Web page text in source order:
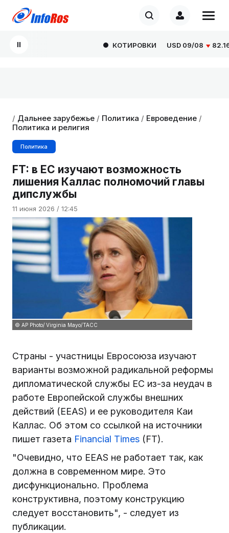
КОТИРОВКИ USD09/08 82.1665
/ Дальнее зарубежье / Политика / Евроведение /
Политика и религия
Политика
FT: в ЕС изучают возможность
лишения Каллас полномочий главы
дипслужбы
11 июня 2026 / 12:45
© AP Photo/ Virginia Mayo/ТАСС
Страны - участницы Евросоюза изучают
варианты возможной радикальной реформы
дипломатической службы ЕС из-за неудач в
работе Европейской службы внешних
действий (EEAS) и ее руководителя Каи
Каллас. Об этом со ссылкой на источники
пишет газета Financial Times (FT).
"Очевидно, что EEAS не работает так, как
должна в современном мире. Это
дисфункционально. Проблема
конструктивна, поэтому конструкцию
следует восстановить", - следует из
публикации.